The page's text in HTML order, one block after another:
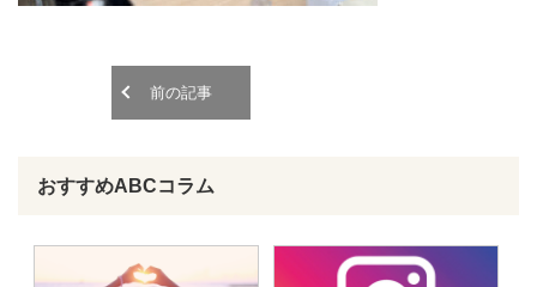
前の記事
おすすめABCコラム